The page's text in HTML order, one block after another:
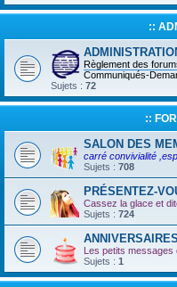
::
Règlement des
Communiqués-
Sujets : 72
::
SALON DES
carré convivialité
Sujets : 708
PRÉSENTEZ-
Cassez la glace et
Sujets : 724
ANNIVERSAIRES
Les petits
Sujets : 1